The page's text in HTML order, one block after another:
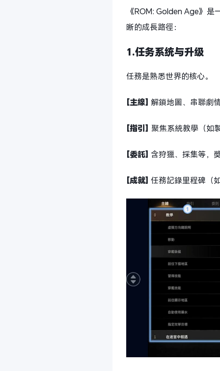
《ROM: Golden Age》
晰的成長路徑：
1.任务系统与升级
任務是熟悉世界的核心。
[主線] 解鎖地圖、串聯劇
[指引] 聚焦系統教學（如
[委託] 含狩獵、採集等，
[成就] 任務記錄里程碑（